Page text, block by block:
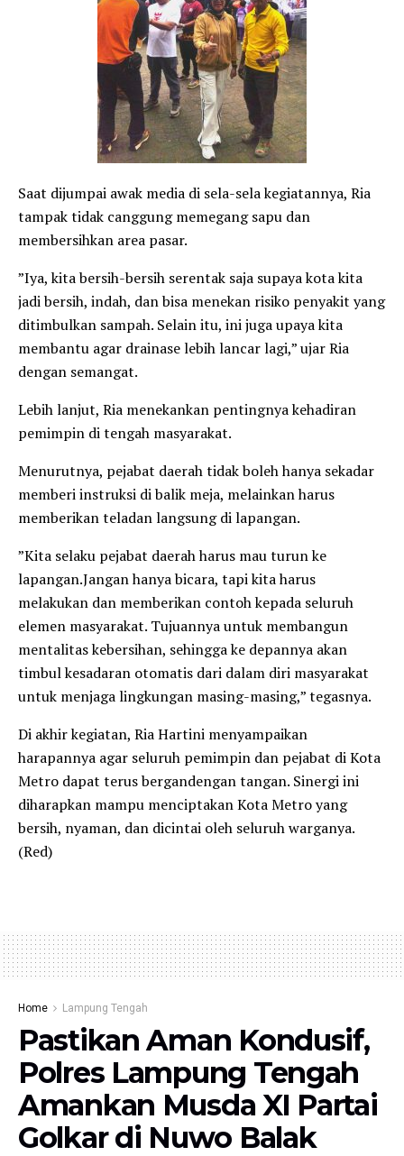
​Saat dijumpai awak media di sela-sela kegiatannya, Ria
tampak tidak canggung memegang sapu dan
membersihkan area pasar.
​”Iya, kita bersih-bersih serentak saja supaya kota kita
jadi bersih, indah, dan bisa menekan risiko penyakit yang
ditimbulkan sampah. Selain itu, ini juga upaya kita
membantu agar drainase lebih lancar lagi,” ujar Ria
dengan semangat.
​Lebih lanjut, Ria menekankan pentingnya kehadiran
pemimpin di tengah masyarakat.
Menurutnya, pejabat daerah tidak boleh hanya sekadar
memberi instruksi di balik meja, melainkan harus
memberikan teladan langsung di lapangan.
​”Kita selaku pejabat daerah harus mau turun ke
lapangan.Jangan hanya bicara, tapi kita harus
melakukan dan memberikan contoh kepada seluruh
elemen masyarakat. Tujuannya untuk membangun
mentalitas kebersihan, sehingga ke depannya akan
timbul kesadaran otomatis dari dalam diri masyarakat
untuk menjaga lingkungan masing-masing,” tegasnya.
​Di akhir kegiatan, Ria Hartini menyampaikan
harapannya agar seluruh pemimpin dan pejabat di Kota
Metro dapat terus bergandengan tangan. Sinergi ini
diharapkan mampu menciptakan Kota Metro yang
bersih, nyaman, dan dicintai oleh seluruh warganya.
(Red)
Home Lampung Tengah
Pastikan Aman Kondusif,
Polres Lampung Tengah
Amankan Musda XI Partai
Golkar di Nuwo Balak